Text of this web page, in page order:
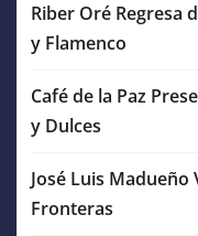
Riber Oré Regresa
y Flamenco
Café de la Paz
y Dulces
José Luis
Fronteras